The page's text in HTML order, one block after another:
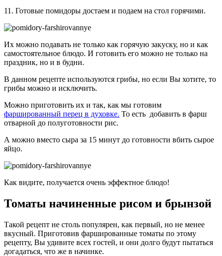
11. Готовые помидоры достаем и подаем на стол горячими.
Их можно подавать не только как горячую закуску, но и как
самостоятельное блюдо. И готовить его можно не только на
праздник, но и в будни.
В данном рецепте используются грибы, но если Вы хотите, то
грибы можно и исключить.
Можно приготовить их и так, как мы готовим
фаршированный перец в духовке. То есть добавить в фарш
отварной до полуготовности рис.
А можно вместо сыра за 15 минут до готовности вбить сырое
яйцо.
Как видите, получается очень эффектное блюдо!
Томаты начиненные рисом и брынзой
Такой рецепт не столь популярен, как первый, но не менее
вкусный. Приготовив фаршированные томаты по этому
рецепту, Вы удивите всех гостей, и они долго будут пытаться
догадаться, что же в начинке.